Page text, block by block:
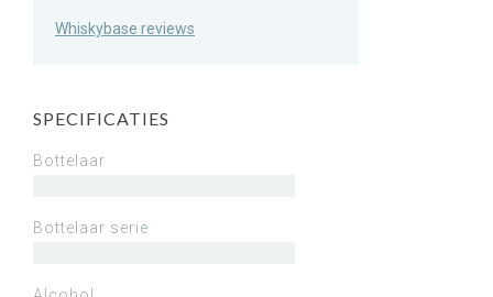
Whiskybase reviews
SPECIFICATIES
Bottelaar
Bottelaar serie